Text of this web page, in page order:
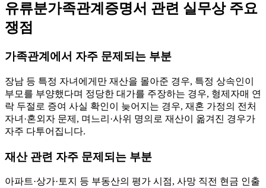
유류분가족관계증명서 관련 실무상 주요
쟁점
가족관계에서 자주 문제되는 부분
장남 등 특정 자녀에게만 재산을 몰아준 경우, 특정 상속인이
부모를 부양했다며 정당한 대가를 주장하는 경우, 형제자매 연
락 두절로 증여 사실 확인이 늦어지는 경우, 재혼 가정의 전처
자녀·혼외자 문제, 며느리·사위 명의로 재산이 옮겨진 경우가
자주 다투어집니다.
재산 관련 자주 문제되는 부분
아파트·상가·토지 등 부동산의 평가 시점, 사망 직전 현금 인출